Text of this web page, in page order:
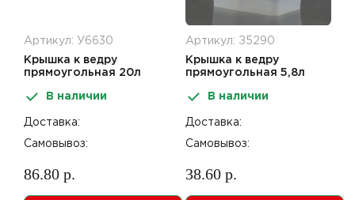
Артикул: У6630
Крышка к ведру
прямоугольная 20л
В наличии
Доставка:
Самовывоз:
86.80 р.
Артикул: З5290
Крышка к ведру
прямоугольная 5,8л
В наличии
Доставка:
Самовывоз:
38.60 р.